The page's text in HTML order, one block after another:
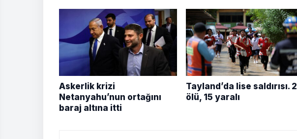
Askerlik krizi
Netanyahu’nun ortağını
baraj altına itti
Tayland’da lise saldırısı. 2
ölü, 15 yaralı